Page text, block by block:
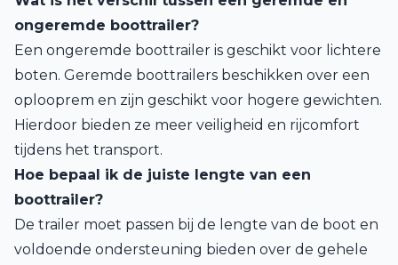
ongeremde boottrailer?
Een ongeremde boottrailer is geschikt voor lichtere
boten. Geremde boottrailers beschikken over een
oplooprem en zijn geschikt voor hogere gewichten.
Hierdoor bieden ze meer veiligheid en rijcomfort
tijdens het transport.
Hoe bepaal ik de juiste lengte van een
boottrailer?
De trailer moet passen bij de lengte van de boot en
voldoende ondersteuning bieden over de gehele